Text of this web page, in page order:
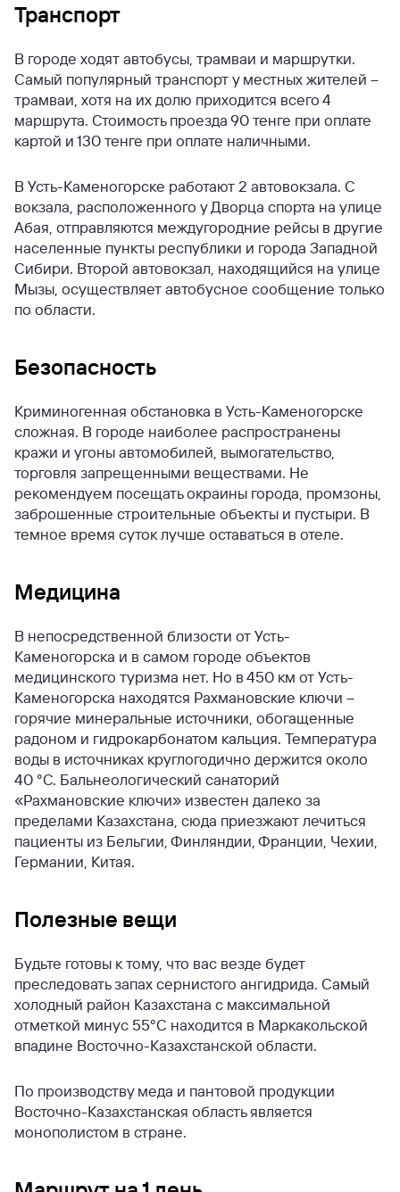
Транспорт
В городе ходят автобусы, трамваи и маршрутки.
Самый популярный транспорт у местных жителей –
трамваи, хотя на их долю приходится всего 4
маршрута. Стоимость проезда 90 тенге при оплате
картой и 130 тенге при оплате наличными.
В Усть-Каменогорске работают 2 автовокзала. С
вокзала, расположенного у Дворца спорта на улице
Абая, отправляются междугородние рейсы в другие
населенные пункты республики и города Западной
Сибири. Второй автовокзал, находящийся на улице
Мызы, осуществляет автобусное сообщение только
по области.
Безопасность
Криминогенная обстановка в Усть-Каменогорске
сложная. В городе наиболее распространены
кражи и угоны автомобилей, вымогательство,
торговля запрещенными веществами. Не
рекомендуем посещать окраины города, промзоны,
заброшенные строительные объекты и пустыри. В
темное время суток лучше оставаться в отеле.
Медицина
В непосредственной близости от Усть-
Каменогорска и в самом городе объектов
медицинского туризма нет. Но в 450 км от Усть-
Каменогорска находятся Рахмановские ключи –
горячие минеральные источники, обогащенные
радоном и гидрокарбонатом кальция. Температура
воды в источниках круглогодично держится около
40 °C. Бальнеологический санаторий
«Рахмановские ключи» известен далеко за
пределами Казахстана, сюда приезжают лечиться
пациенты из Бельгии, Финляндии, Франции, Чехии,
Германии, Китая.
Полезные вещи
Будьте готовы к тому, что вас везде будет
преследовать запах сернистого ангидрида. Самый
холодный район Казахстана с максимальной
отметкой минус 55°С находится в Маркакольской
впадине Восточно-Казахстанской области.
По производству меда и пантовой продукции
Восточно-Казахстанская область является
монополистом в стране.